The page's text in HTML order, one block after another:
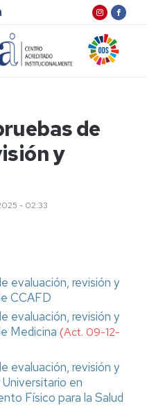
de
y
- 02:33
evaluación, revisión y
CCAFD
evaluación, revisión y
Medicina (Act. 09-12-
evaluación, revisión y
en
Físico para la Salud